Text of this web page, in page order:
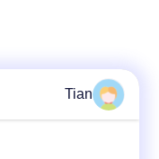
Tian